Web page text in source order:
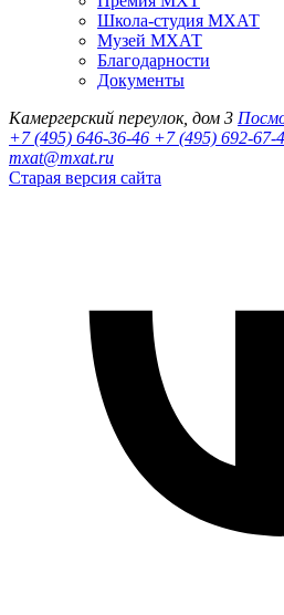
Школа-студия МХАТ
Музей МХАТ
Благодарности
Документы
Камергерский переулок, дом 3
+7 (495) 646-36-46 +7 (495) 692-67-
mxat@mxat.ru
Старая версия сайта